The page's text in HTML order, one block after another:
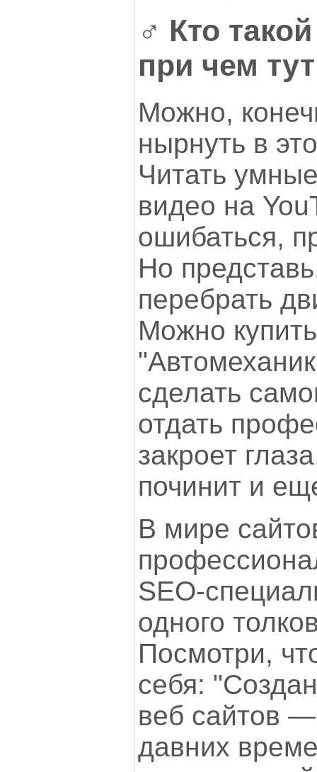
‍♂️ Кто
при чем
Можно,
нырнуть в
Читать
видео на
ошибаться,
Но
перебрать
Можно
сделать
отдать
закроет
починит и
В мире
SEO-
одного
Посмотри,
себя:
веб сайтов
давних